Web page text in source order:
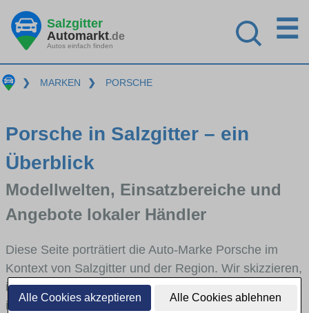
Alle Cookies akzeptieren Alle Cookies ablehnen
Salzgitter
Automarkt.de
Autos einfach finden
☰
❯ MARKEN ❯ PORSCHE
Porsche in Salzgitter – ein
Überblick
Modellwelten, Einsatzbereiche und
Angebote lokaler Händler
Diese Seite porträtiert die Auto-Marke Porsche im
Kontext von Salzgitter und der Region. Wir skizzieren,
in welchen Fahrzeugklassen Porsche stark vertreten
ist, welche Modellreihen häufig im Stadt- und